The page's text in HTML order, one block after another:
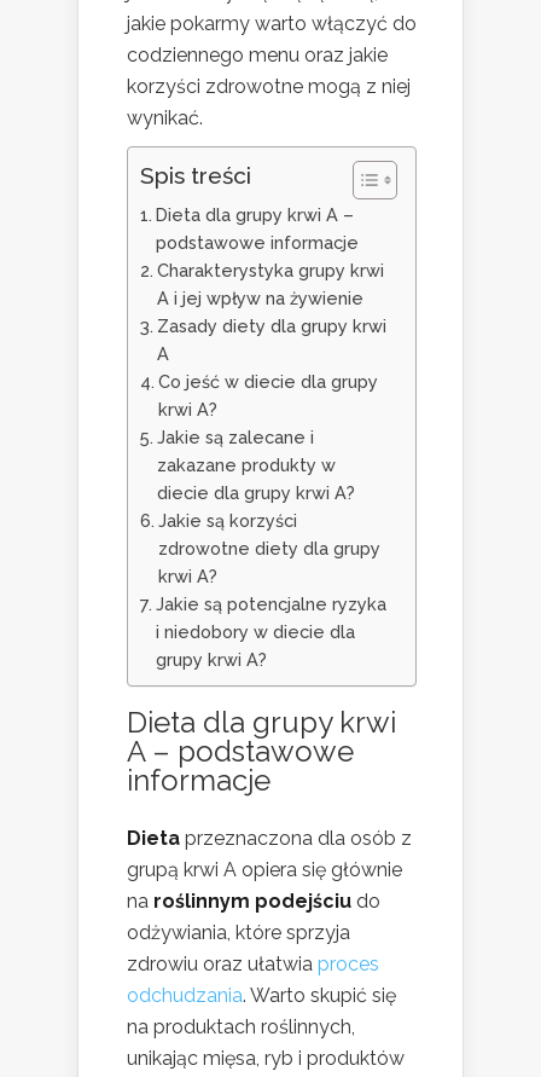
jakie pokarmy warto włączyć do
codziennego menu oraz jakie
korzyści zdrowotne mogą z niej
wynikać.
Spis treści
Dieta dla grupy krwi A –
podstawowe informacje
Charakterystyka grupy krwi
A i jej wpływ na żywienie
Zasady diety dla grupy krwi
A
Co jeść w diecie dla grupy
krwi A?
Jakie są zalecane i
zakazane produkty w
diecie dla grupy krwi A?
Jakie są korzyści
zdrowotne diety dla grupy
krwi A?
Jakie są potencjalne ryzyka
i niedobory w diecie dla
grupy krwi A?
Dieta dla grupy krwi
A – podstawowe
informacje
Dieta przeznaczona dla osób z
grupą krwi A opiera się głównie
na roślinnym podejściu do
odżywiania, które sprzyja
zdrowiu oraz ułatwia proces
odchudzania. Warto skupić się
na produktach roślinnych,
unikając mięsa, ryb i produktów